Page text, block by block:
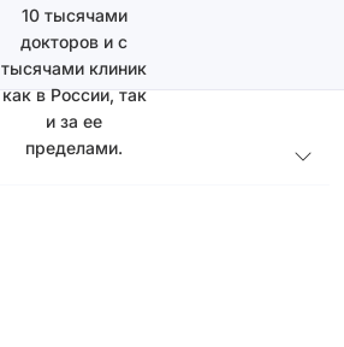
10 тысячами
докторов и с
тысячами клиник
как в России, так
и за ее
пределами.